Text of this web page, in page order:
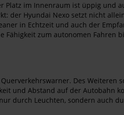
Platz im Innenraum ist üppig und
der Hyundai Nexo setzt nicht
in Echtzeit und auch der
zum autonomen Fahren
Des Weiteren
und Abstand auf der Autobahn
durch Leuchten, sondern auch